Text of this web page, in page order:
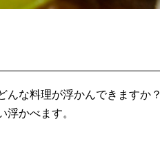
んな料理が浮かんできますか？
かべます。